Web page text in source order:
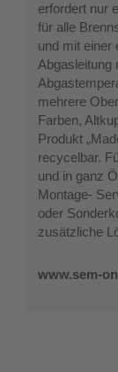
erfordert nur
für alle
und mit einer
Abgasleitung
mehrere
Farben,
Produkt
recycelbar.
und in ganz
Montage-
oder
zusätzliche
www.sem-